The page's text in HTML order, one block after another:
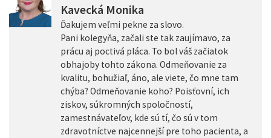
Kavecká Monika
Ďakujem veľmi pekne za slovo.
Pani kolegyňa, začali ste tak zaujímavo, za
prácu aj poctivá pláca. To bol váš začiatok
obhajoby tohto zákona. Odmeňovanie za
kvalitu, bohužiaľ, áno, ale viete, čo mne tam
chýba? Odmeňovanie koho? Poisťovní, ich
ziskov, súkromných spoločností,
zamestnávateľov, kde sú tí, čo sú v tom
zdravotníctve najcennejší pre toho pacienta, a